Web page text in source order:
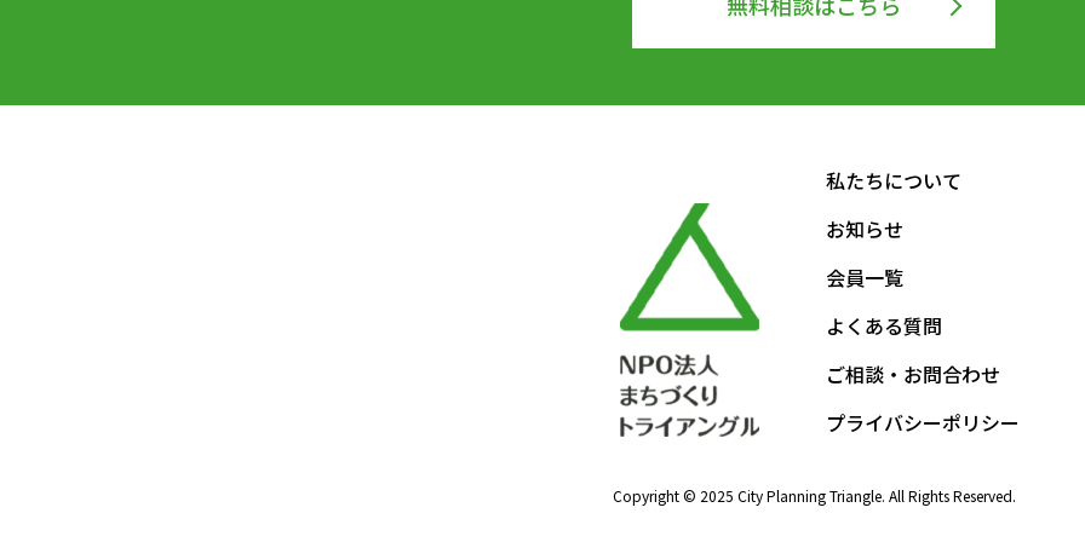
私たちについて
お知らせ
会員一覧
よくある質問
ご相談・お問合わせ
プライバシーポリシー
Copyright © 2025 City Planning Triangle. All Rights Reserved.